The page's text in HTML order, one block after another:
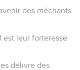
des méchants
est leur forteresse
délivre des